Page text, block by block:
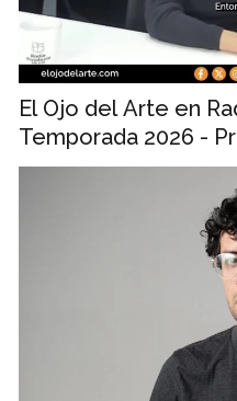
El Ojo del Arte en
Temporada 2026 -